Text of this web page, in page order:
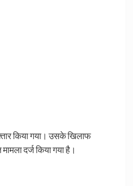
किया गया। उसके खिलाफ
दर्ज किया गया है।